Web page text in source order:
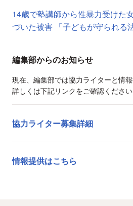
14歳で塾講師から性暴力受けた
づいた被害 「子どもが守られる
編集部からのお知らせ
現在、編集部では協力ライターと情
詳しくは下記リンクをご確認ください
協力ライター募集詳細
情報提供はこちら